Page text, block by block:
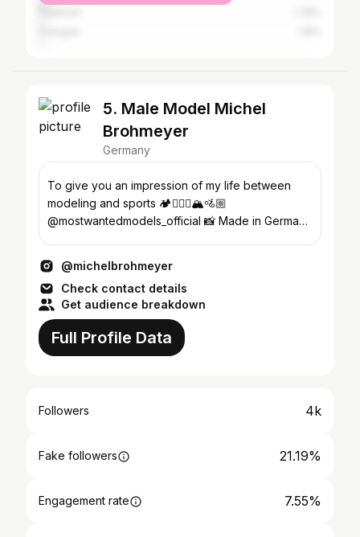
5. Male Model Michel
Brohmeyer
Germany
To give you an impression of my life between
modeling and sports 🏕️🏃🏼‍♂️🏔️🚵🏼
@mostwantedmodels_official 📸 Made in Germany
@michelbrohmeyer
Check contact details
Get audience breakdown
Full Profile Data
Followers 4k
Fake followers 21.19%
Engagement rate 7.55%